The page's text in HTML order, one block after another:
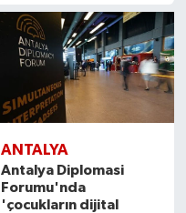
ANTALYA
Antalya Diplomasi
Forumu'nda
'çocukların dijital